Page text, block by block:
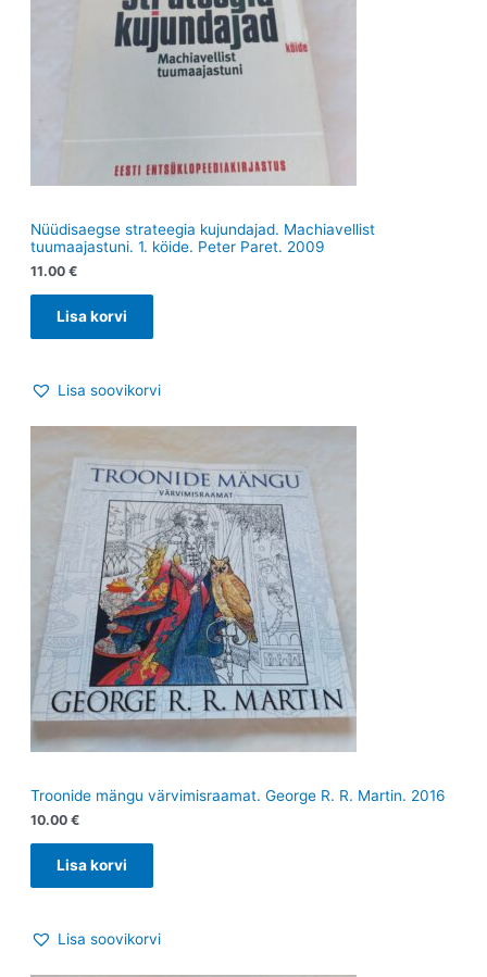
Nüüdisaegse strateegia kujundajad. Machiavellist
tuumaajastuni. 1. köide. Peter Paret. 2009
11.00 €
Lisa korvi
Lisa soovikorvi
Troonide mängu värvimisraamat. George R. R. Martin. 2016
10.00 €
Lisa korvi
Lisa soovikorvi